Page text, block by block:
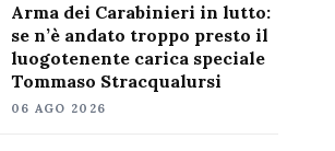
Arma dei Carabinieri in lutto:
se n’è andato troppo presto il
luogotenente carica speciale
Tommaso Stracqualursi
06 AGO 2026